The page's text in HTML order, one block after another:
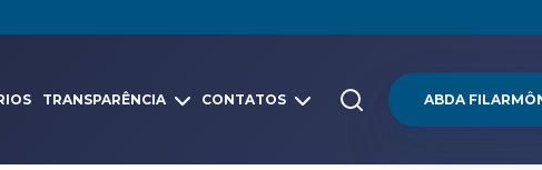
TRANSPARÊNCIA CONTATOS ABDA